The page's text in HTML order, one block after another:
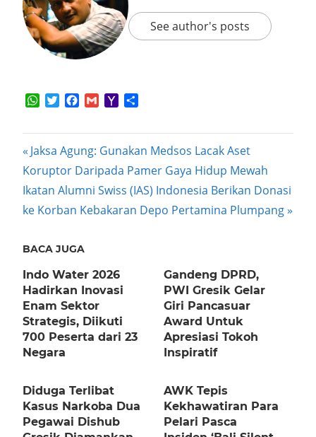
See author's posts
WhatsApp
TwitterFacebook
GmailYahoo
Post
navigation
Previous
Post:
Jaksa Agung: Gunakan Medsos Lacak Aset
Koruptor Daripada Pamer Gaya Hidup Mewah
Next
Post:
Ikatan Alumni Swiss (IAS) Indonesia Berikan Donasi
ke Korban Kebakaran Depo Pertamina Plumpang
BACA JUGA
Indo Water 2026
Hadirkan Inovasi
Enam Sektor
Strategis, Diikuti
700 Peserta dari 23
Negara
Gandeng DPRD,
PWI Gresik Gelar
Giri Pancasuar
Award Untuk
Apresiasi Tokoh
Inspiratif
Diduga Terlibat
Kasus Narkoba Dua
Pegawai Dishub
AWK Tepis
Kekhawatiran Para
Pelari Pasca